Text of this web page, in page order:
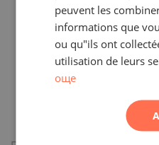
Avis de
peuvent les
informations que
ou qu"ils ont
utilisation de leurs
още